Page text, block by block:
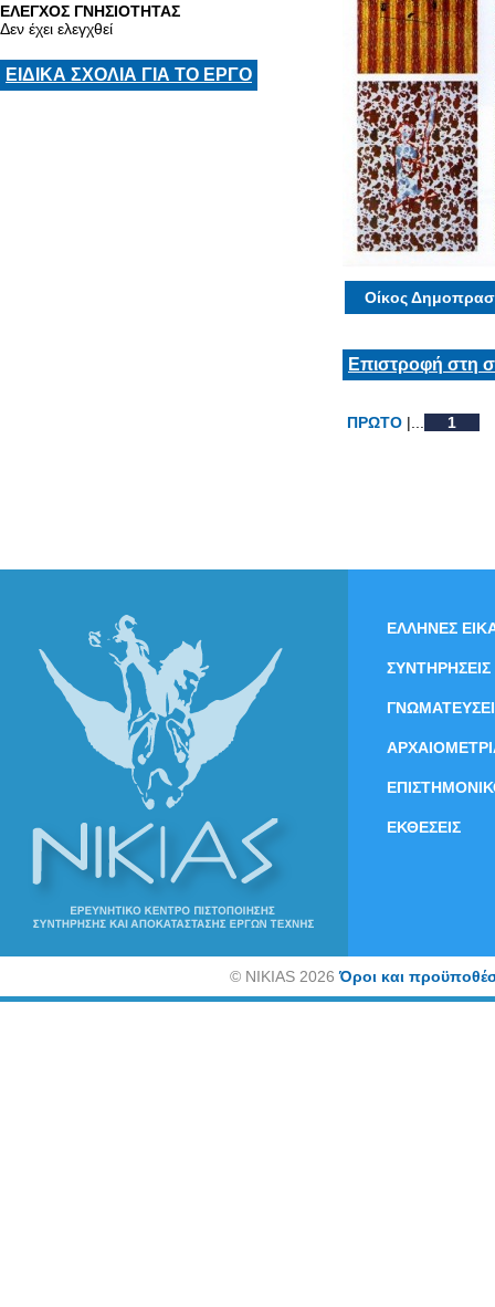
ΕΛΕΓΧΟΣ ΓΝΗΣΙΟΤΗΤΑΣ
Δεν έχει ελεγχθεί
ΕΙΔΙΚΑ ΣΧΟΛΙΑ ΓΙΑ ΤΟ ΕΡΓΟ
Οίκος
Επιστροφή στη
ΠΡΩΤΟ |... 1
ΕΛΛΗΝΕΣ
ΣΥΝΤΗΡΗΣΕΙΣ
ΕΚΘΕΣΕΙΣ
©NIKIAS 2026Όροι και